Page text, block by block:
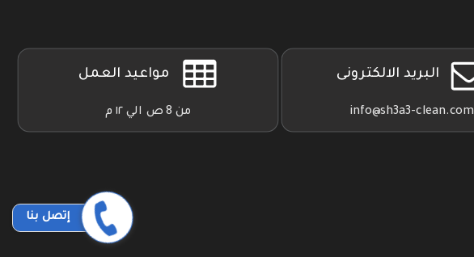
البريد الالكترونى
info@sh3a3-clean.com
مواعيد العمل
من 8 ص الي ١٢ م
إتصل بنا